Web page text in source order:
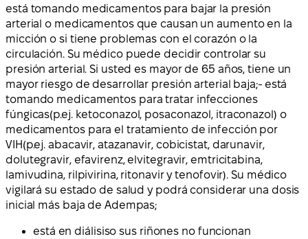
está tomando medicamentos para bajar la presión
arterial o medicamentos que causan un aumento en la
micción o si tiene problemas con el corazón o la
circulación. Su médico puede decidir controlar su
presión arterial. Si usted es mayor de 65 años, tiene un
mayor riesgo de desarrollar presión arterial baja;- está
tomando medicamentos paratratar infecciones
fúngicas(p.ej. ketoconazol, posaconazol, itraconazol) o
medicamentos para el tratamiento de infección por
VIH(p.ej. abacavir, atazanavir, cobicistat, darunavir,
dolutegravir, efavirenz, elvitegravir, emtricitabina,
lamivudina, rilpivirina, ritonavir y tenofovir). Su médico
vigilará su estado de salud y podrá considerar una dosis
inicial más baja de Adempas;
está en diálisiso sus riñones no funcionan